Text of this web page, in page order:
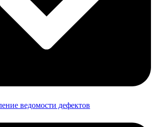
ведомости дефектов